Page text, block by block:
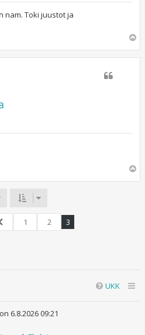
nam. Toki juustot ja
ö
1 2 3
UKK
6.8.2026 09:21